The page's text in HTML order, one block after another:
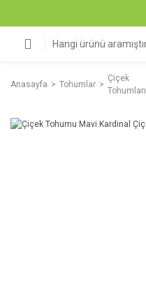
Anasayfa Tohumlar
Çiçek
Tohumları